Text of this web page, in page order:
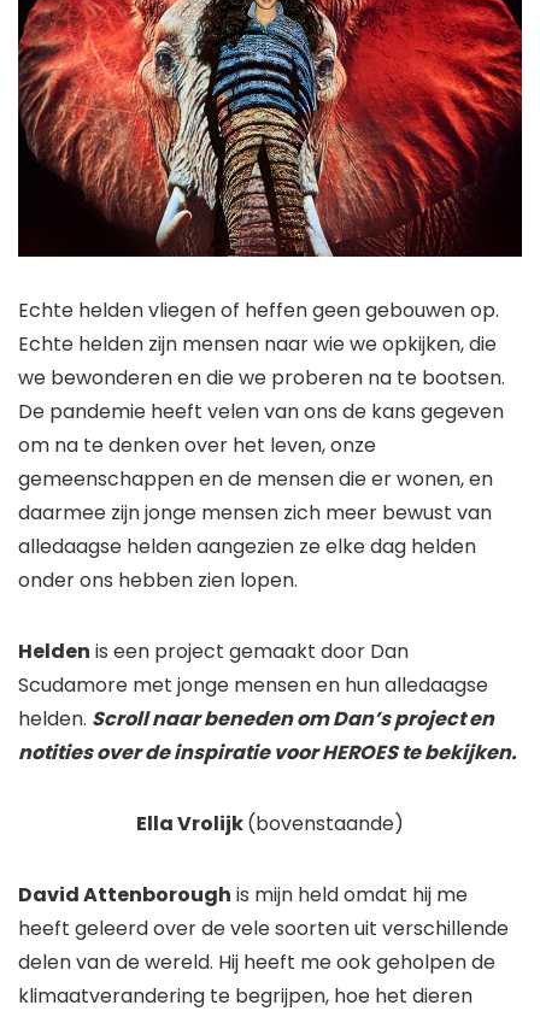
Echte helden vliegen of heffen geen gebouwen op.
Echte helden zijn mensen naar wie we opkijken, die
we bewonderen en die we proberen na te bootsen.
De pandemie heeft velen van ons de kans gegeven
om na te denken over het leven, onze
gemeenschappen en de mensen die er wonen, en
daarmee zijn jonge mensen zich meer bewust van
alledaagse helden aangezien ze elke dag helden
onder ons hebben zien lopen.
Helden is een project gemaakt door Dan
Scudamore met jonge mensen en hun alledaagse
helden. Scroll naar beneden om Dan’s project en
notities over de inspiratie voor HEROES te bekijken.
Ella Vrolijk(bovenstaande)
David Attenborough is mijn held omdat hij me
heeft geleerd over de vele soorten uit verschillende
delen van de wereld. Hij heeft me ook geholpen de
klimaatverandering te begrijpen, hoe het dieren